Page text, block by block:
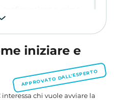
nell’autosurf
i problemi
e verifica delle
iniziare e
APPROVATO DALL'ESPERTO
chi vuole avviare la